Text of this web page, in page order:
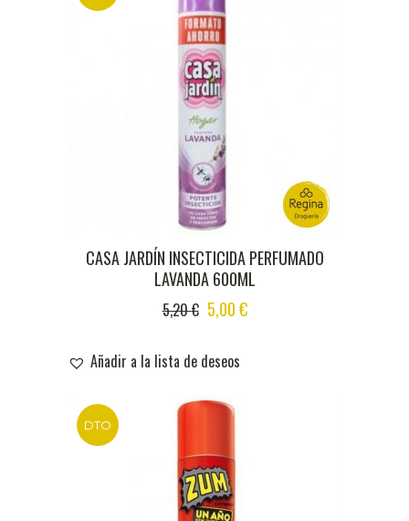
CASA JARDÍN INSECTICIDA PERFUMADO
LAVANDA 600ML
5,20€ ORIGINAL
WAS:
5,20 €.
5,00€CURRENT
Añadir a la lista de deseos
DTO